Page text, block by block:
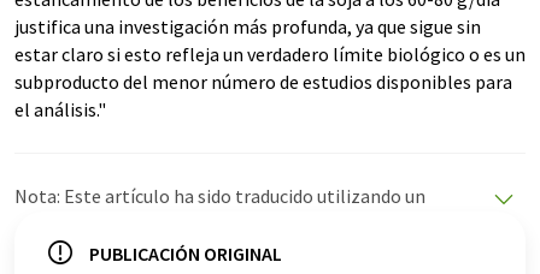
justifica una investigación más profunda, ya que sigue sin
estar claro si esto refleja un verdadero límite biológico o es un
subproducto del menor número de estudios disponibles para
el análisis."
Nota: Este artículo ha sido traducido utilizando un
ofrece estas traducciones automáticas para presentar
PUBLICACIÓN ORIGINAL